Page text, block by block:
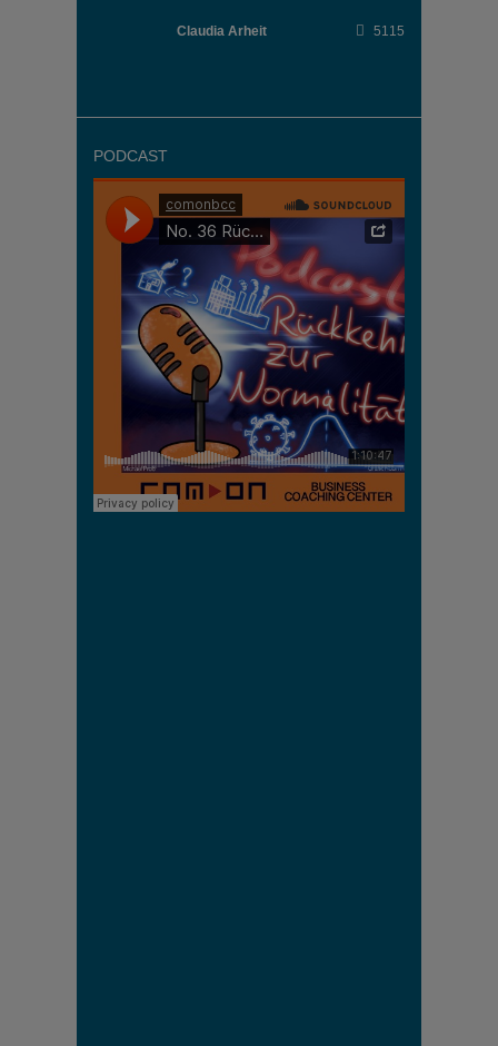
Claudia Arheit 5115
PODCAST